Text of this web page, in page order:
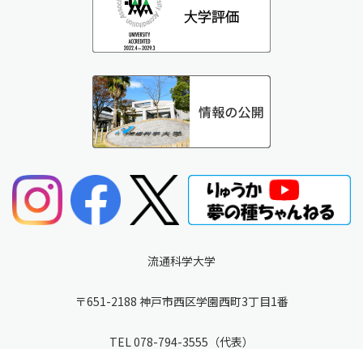
流通科学大学
〒651-2188 神戸市西区学園西町3丁目1番
TEL078-794-3555 （代表）